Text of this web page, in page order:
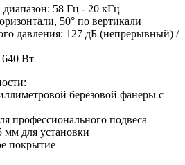
58 Гц - 20 кГц
50° по вертикали
давления: 127 дБ (непрерывный) /
640 Вт
берёзовой фанеры с
профессионального подвеса
мм для установки
покрытие